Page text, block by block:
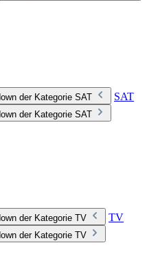
der Kategorie SAT SAT
der Kategorie SAT
der Kategorie TV TV
der Kategorie TV